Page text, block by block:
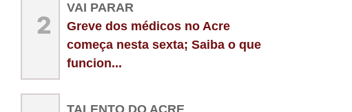
2
VAI PARAR
Greve dos médicos no Acre
começa nesta sexta; Saiba o que
funcion...
TALENTO DO ACRE